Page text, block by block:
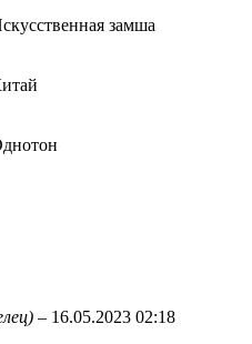
замша
– 16.05.2023 02:18